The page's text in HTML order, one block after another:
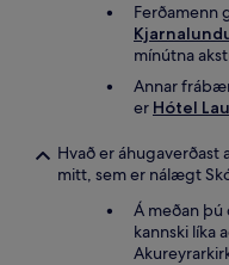
Ferðamenn
mínútna
Annar
er Hótel
Hvað er áhugaverðast
mitt, sem er nálægt
Á meðan þú
kannski líka